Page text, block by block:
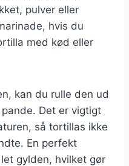
pulver eller
hvis du
med kød eller
kan du rulle den ud
Det er vigtigt
så tortillas ikke
En perfekt
gylden, hvilket gør